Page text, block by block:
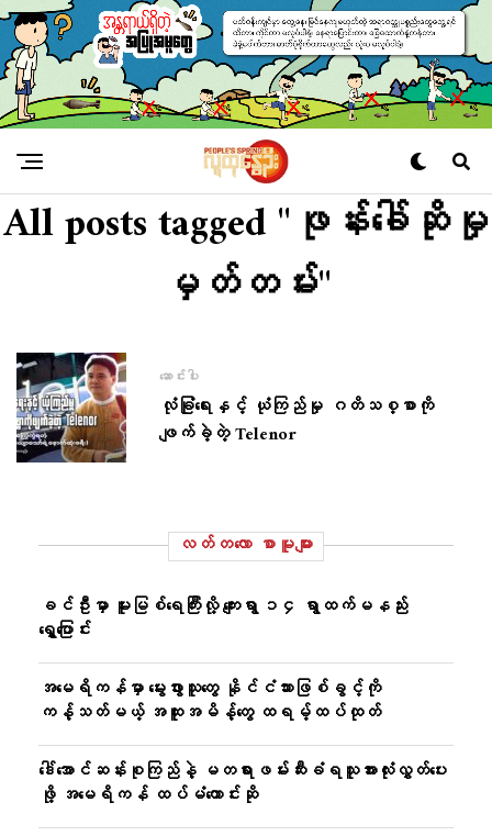
All posts tagged "ဖုန်းခေါ်ဆိုမှု
မှတ်တမ်း"
ဆောင်းပါး
လုံခြုံရေးနှင့် ယုံကြည်မှု ဂတိသစ္စာကို
ဖျက်ခဲ့တဲ့ Telenor
လတ်တ‌လော စာမူများ
ခင်ဦးမှာ မူးမြစ်ရေကြီးလို့ ကျေးရွာ ၁၄ ရွာထက်မနည်း
ရွှေ့ပြောင်း
အမေရိကန်မှာ မွေးဖွားသူတွေ နိုင်ငံသားဖြစ်ခွင့်ကို
ကန့်သတ်မယ့် အထူးအမိန့်တွေ ထရမ့်ထပ်ထုတ်
ဒေါ်အောင်ဆန်းစုကြည်နဲ့ မတရားဖမ်းဆီးခံရသူအားလုံးလွှတ်ပေး
ဖို့ အမေရိကန် ထပ်မံတောင်းဆို